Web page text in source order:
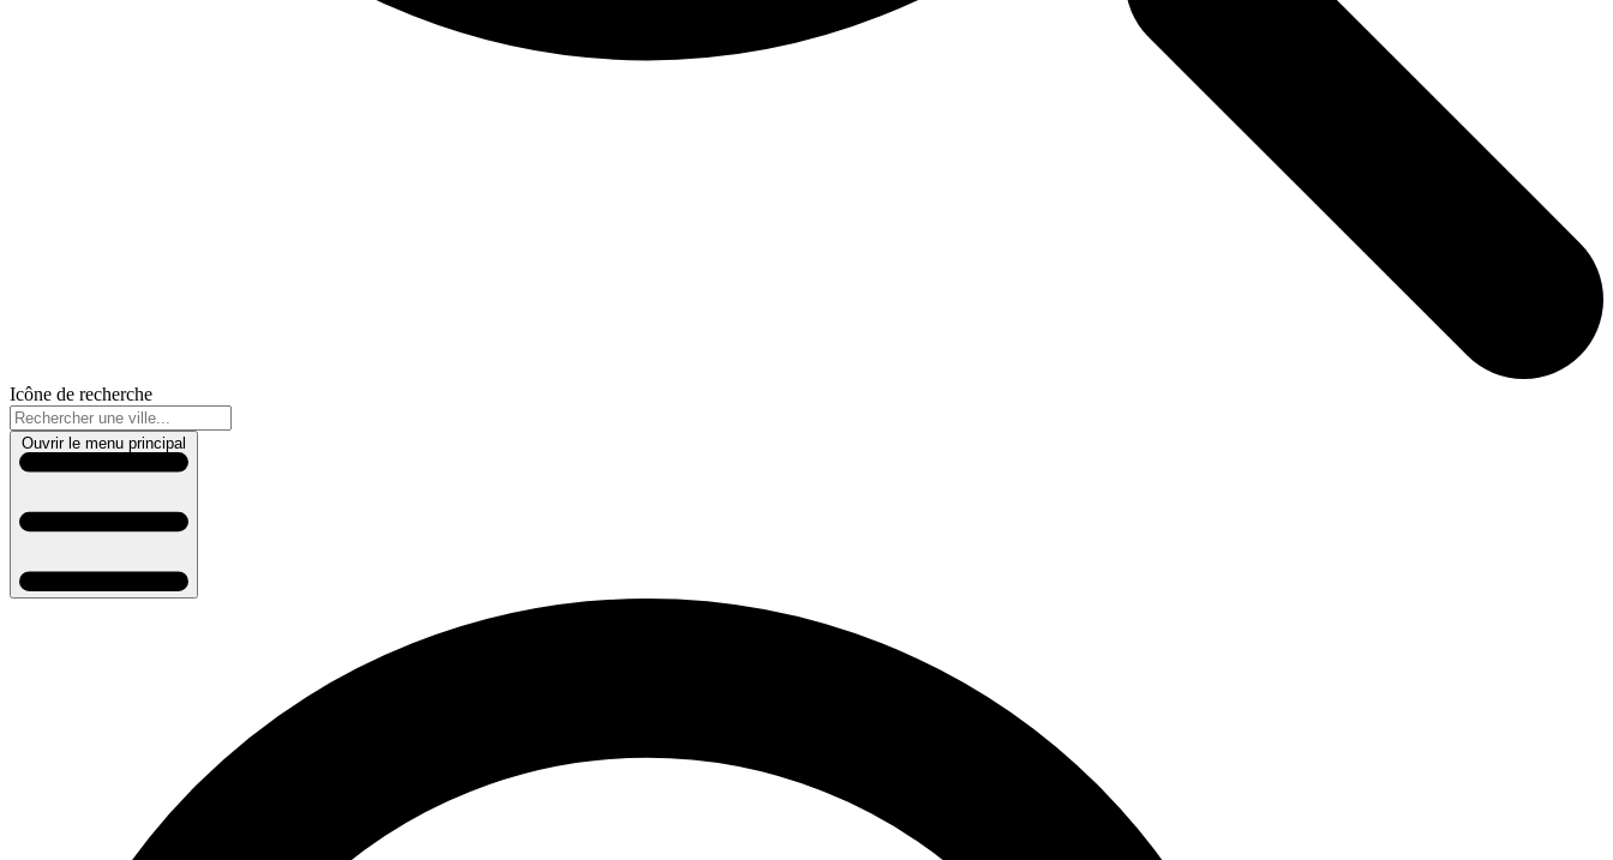
Icône de recherche
Ouvrir le menu principal